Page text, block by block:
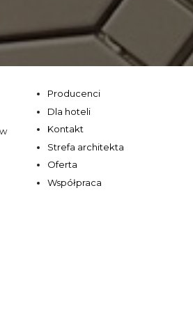
Producenci
Dla hoteli
Kontakt
Strefa architekta
Oferta
Współpraca